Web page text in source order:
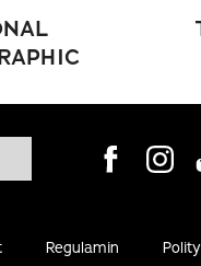
Visit us on
Visit
Regulamin